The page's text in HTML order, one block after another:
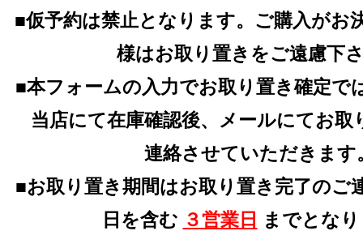
■仮予約は禁止となります。ご購入がお
様はお取り置きをご遠慮下
■本フォームの入力でお取り置き確定で
当店にて在庫確認後、メールにてお取
連絡させていただきます
■お取り置き期間はお取り置き完了のご
日を含む ３営業日 までとな